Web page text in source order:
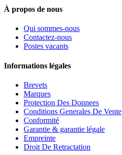
À propos de nous
Qui sommes-nous
Contactez-nous
Postes vacants
Informations légales
Brevets
Marques
Protection Des Donnees
Conditions Generales De Vente
Conformité
Garantie & garantie légale
Empreinte
Droit De Retractation